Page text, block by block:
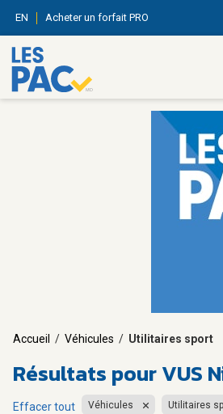
EN Acheter un forfait PRO
Accueil / Véhicules / Utilitaires sport
Résultats pourVUS
Effacer tout Véhicules Utilitaires